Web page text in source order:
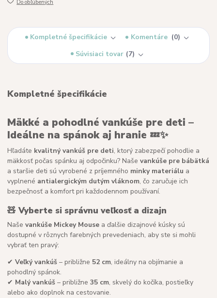
Do obľúbených
Kompletné špecifikácie Komentáre
0
Súvisiaci tovar 7
Kompletné špecifikácie
Mäkké a pohodlné vankúše pre deti –
Ideálne na spánok aj hranie 💤✨
Hľadáte kvalitný vankúš pre deti, ktorý zabezpečí pohodlie a
mäkkosť počas spánku aj odpočinku? Naše vankúše pre bábätká
a staršie deti sú vyrobené z príjemného minky materiálu a
vyplnené antialergickým dutým vláknom, čo zaručuje ich
bezpečnosť a komfort pri každodennom používaní.
🧸Vyberte si správnu veľkosť a dizajn
Naše vankúše Mickey Mouse a ďalšie dizajnové kúsky sú
dostupné v rôznych farebných prevedeniach, aby ste si mohli
vybrať ten pravý:
✔ Veľký vankúš – približne 52 cm, ideálny na objímanie a
pohodlný spánok.
✔ Malý vankúš – približne 35 cm, skvelý do kočíka, postieľky
alebo ako doplnok na cestovanie.